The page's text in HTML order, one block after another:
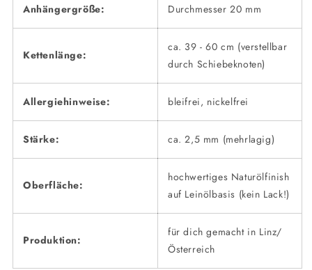
Anhängergröße: Durchmesser 20 mm
Kettenlänge:
ca. 39 - 60 cm (verstellbar
durch Schiebeknoten)
Allergiehinweise: bleifrei, nickelfrei
Stärke: ca. 2,5 mm (mehrlagig)
Oberfläche:
hochwertiges Naturölfinish
auf Leinölbasis (kein Lack!)
Produktion:
für dich gemacht in Linz/
Österreich